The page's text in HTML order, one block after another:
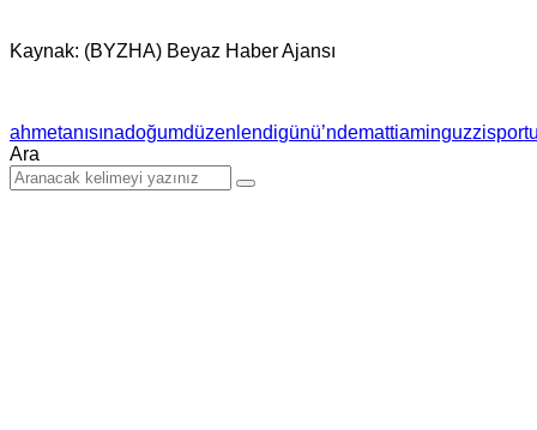
Kaynak: (BYZHA) Beyaz Haber Ajansı
ahmetanısınadoğumdüzenlendigünü’ndemattiaminguzzispor
Ara